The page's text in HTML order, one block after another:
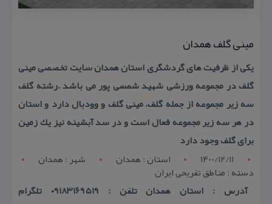
مینی گلف همدان
یكی از ظرفیت های گردشگری استان همدان سایت تخصصی مینی
گلف در مجموعه ورزشی شهید شمسی پور می باشد .رشته گلف
سه زیر مجموعه از جمله گلف، مینی گلف و وودبال دارد و استان
در هر سه زیر مجموعه فعال است و در سد آبشینه نیز یك زمین
برای گلف وجود دارد
1400/12/11
استان : همدان شهر : همدان
دسته : مناطق تفریحی ایران
آدرس : استان همدان تلفن : ۰۹۱۸۳۱۶۹۵۱۹ تلگرام